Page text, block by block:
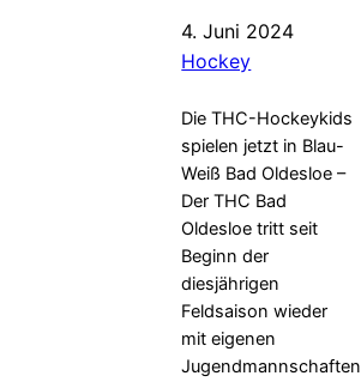
4. Juni 2024
Hockey
Die THC-Hockeykids
spielen jetzt in Blau-
Weiß Bad Oldesloe –
Der THC Bad
Oldesloe tritt seit
Beginn der
diesjährigen
Feldsaison wieder
mit eigenen
Jugendmannschaften